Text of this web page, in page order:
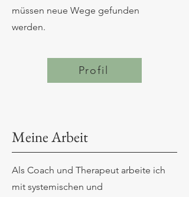
müssen neue Wege gefunden
werden.
Profil
Meine Arbeit
Als Coach und Therapeut arbeite ich
mit systemischen und